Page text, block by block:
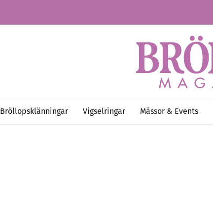
Bröllopsklänningar Vigselringar Mässor & Events